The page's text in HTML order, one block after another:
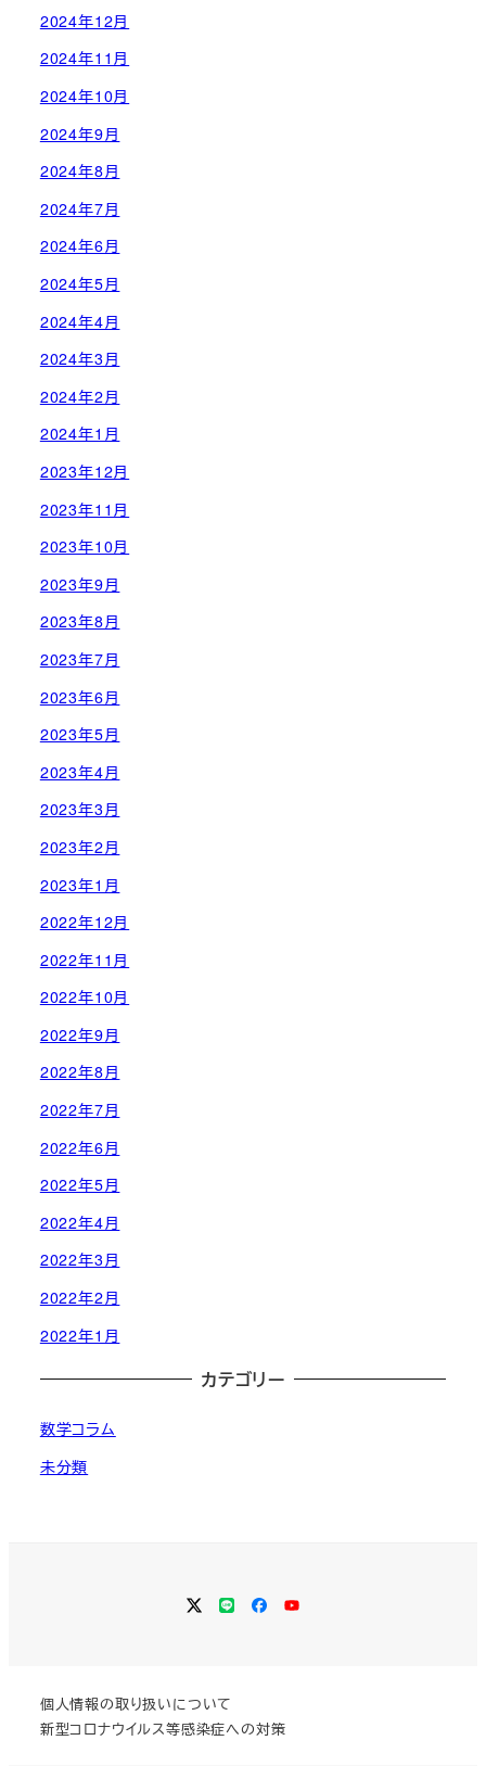
2024年12月
2024年11月
2024年10月
2024年9月
2024年8月
2024年7月
2024年6月
2024年5月
2024年4月
2024年3月
2024年2月
2024年1月
2023年12月
2023年11月
2023年10月
2023年9月
2023年8月
2023年7月
2023年6月
2023年5月
2023年4月
2023年3月
2023年2月
2023年1月
2022年12月
2022年11月
2022年10月
2022年9月
2022年8月
2022年7月
2022年6月
2022年5月
2022年4月
2022年3月
2022年2月
2022年1月
カテゴリー
数学コラム
未分類
Twitter
LINEFacebook
YouTube
個人情報の取り扱いについて
新型コロナウイルス等感染症への対策